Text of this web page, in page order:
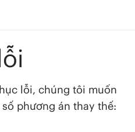
lỗi, chúng tôi muốn
phương án thay thế: